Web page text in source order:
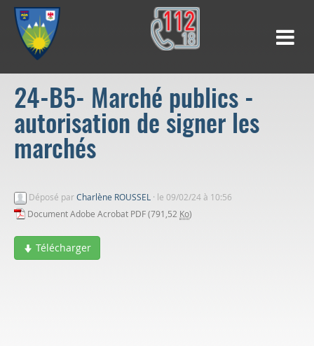
24-B5- Marché publics -
autorisation de signer les
marchés
Déposé parCharlène ROUSSEL · le 09/02/24 à 10:56
Document Adobe Acrobat PDF (791,52 Ko)
Télécharger